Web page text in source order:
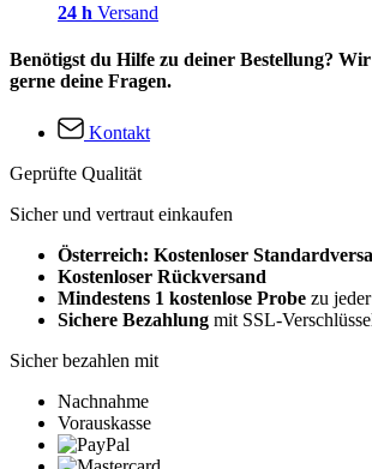
24 h Versand
Benötigst du Hilfe zu deiner Bestellung?
gerne deine Fragen.
Kontakt
Geprüfte Qualität
Sicher und vertraut einkaufen
Österreich: Kostenloser
Kostenloser Rückversand
Mindestens 1 kostenlose Probe zu
Sichere Bezahlung mit SSL-
Sicher bezahlen mit
Nachnahme
Vorauskasse